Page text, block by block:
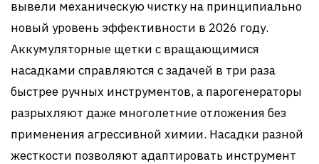
вывели механическую чистку на принципиально
новый уровень эффективности в 2026 году.
Аккумуляторные щетки с вращающимися
насадками справляются с задачей в три раза
быстрее ручных инструментов, а парогенераторы
разрыхляют даже многолетние отложения без
применения агрессивной химии. Насадки разной
жесткости позволяют адаптировать инструмент